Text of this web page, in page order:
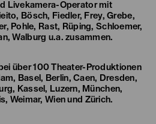
Livekamera-Operator mit
Bösch, Fiedler, Frey, Grebe,
Pohle, Rast, Rüping, Schloemer,
Walburg u.a. zusammen.
über 100 Theater-Produktionen
Basel, Berlin, Caen, Dresden,
Kassel, Luzern, München,
Weimar, Wien und Zürich.